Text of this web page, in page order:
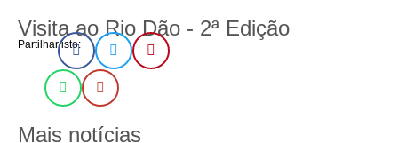
Visita ao Rio Dão - 2ª Edição
Partilhar isto:
Mais notícias